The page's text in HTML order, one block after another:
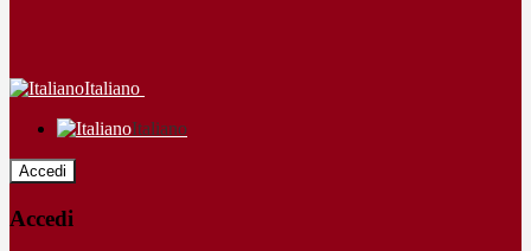
Italiano
Italiano
Accedi
Accedi